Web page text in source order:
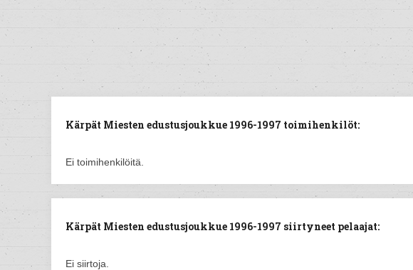
Kärpät Miesten edustusjoukkue 1996-1997 toimihenkilöt:
Ei toimihenkilöitä.
Kärpät Miesten edustusjoukkue 1996-1997 siirtyneet pelaajat:
Ei siirtoja.